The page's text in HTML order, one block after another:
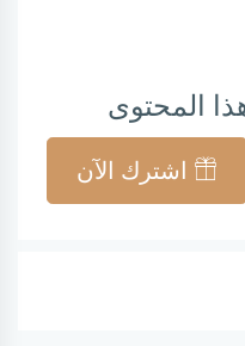
المحتوى
اشترك الآن